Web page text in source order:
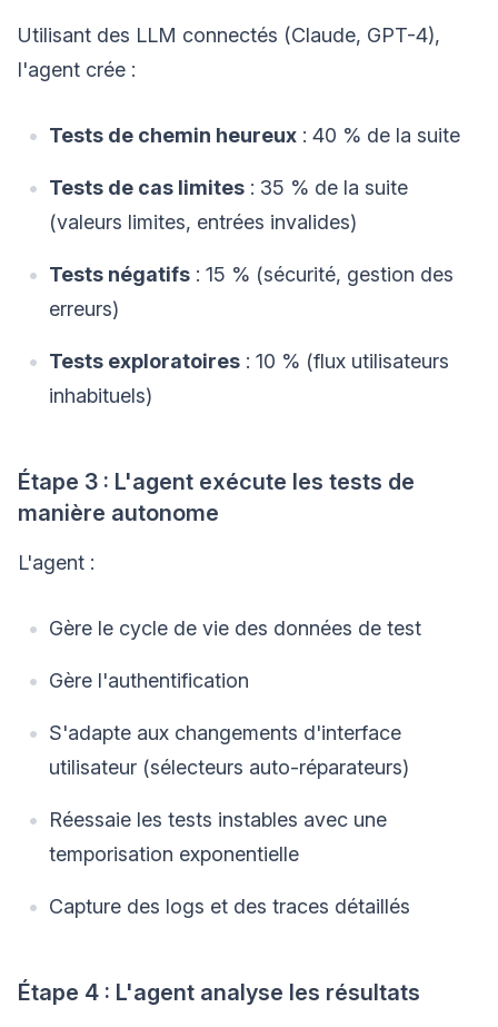
Utilisant des LLM connectés (Claude, GPT-4),
l'agent crée :
Tests de chemin heureux : 40 % de la suite
Tests de cas limites : 35 % de la suite
(valeurs limites, entrées invalides)
Tests négatifs : 15 % (sécurité, gestion des
erreurs)
Tests exploratoires : 10 % (flux utilisateurs
inhabituels)
Étape 3 : L'agent exécute les tests de
manière autonome
L'agent :
Gère le cycle de vie des données de test
Gère l'authentification
S'adapte aux changements d'interface
utilisateur (sélecteurs auto-réparateurs)
Réessaie les tests instables avec une
temporisation exponentielle
Capture des logs et des traces détaillés
Étape 4 : L'agent analyse les résultats